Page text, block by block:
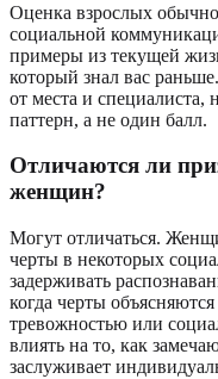
Оценка взрослых
социальной
примеры из текущей
который знал вас
от места и
паттерн, а не один балл.
Отличаются ли
женщин?
Могут отличаться.
черты в некоторых
задерживать
когда черты
тревожностью или
влиять на то, как
заслуживает